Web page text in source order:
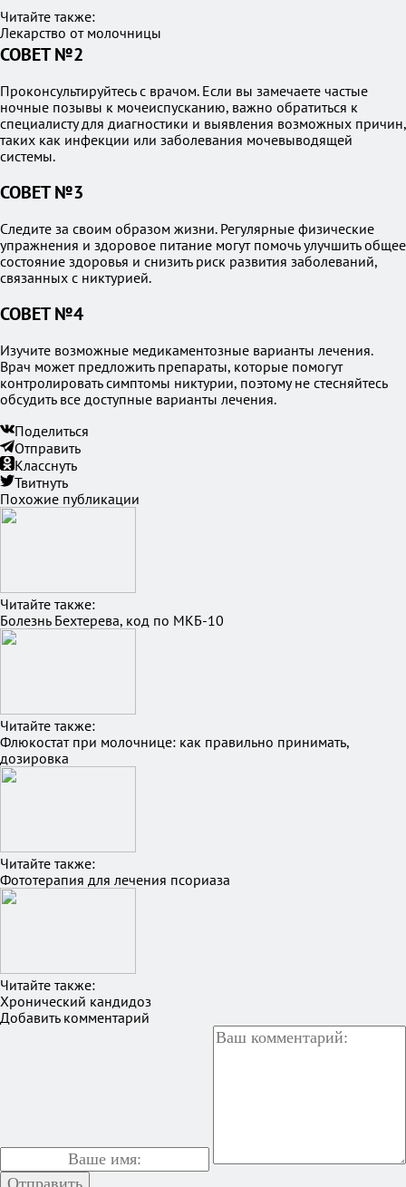
Читайте также:
Лекарство от молочницы
СОВЕТ №2
Проконсультируйтесь с врачом. Если вы замечаете частые
ночные позывы к мочеиспусканию, важно обратиться к
специалисту для диагностики и выявления возможных причин,
таких как инфекции или заболевания мочевыводящей
системы.
СОВЕТ №3
Следите за своим образом жизни. Регулярные физические
упражнения и здоровое питание могут помочь улучшить общее
состояние здоровья и снизить риск развития заболеваний,
связанных с никтурией.
СОВЕТ №4
Изучите возможные медикаментозные варианты лечения.
Врач может предложить препараты, которые помогут
контролировать симптомы никтурии, поэтому не стесняйтесь
обсудить все доступные варианты лечения.
Поделиться
Отправить
Класснуть
Твитнуть
Похожие публикации
Читайте также:
Болезнь Бехтерева, код по МКБ-10
Читайте также:
Флюкостат при молочнице: как правильно принимать,
дозировка
Читайте также:
Фототерапия для лечения псориаза
Читайте также:
Хронический кандидоз
Добавить комментарий